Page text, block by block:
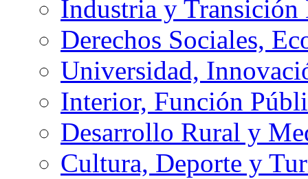
Industria y
Derechos Sociales,
Universidad,
Interior, Función
Desarrollo Rural y
Cultura, Deporte y